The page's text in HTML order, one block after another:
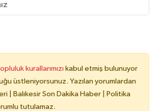
kurallarımızı kabul etmiş bulunuyor
üstleniyorsunuz. Yazılan yorumlardan
| Balıkesir Son Dakika Haber | Politika
tutulamaz.